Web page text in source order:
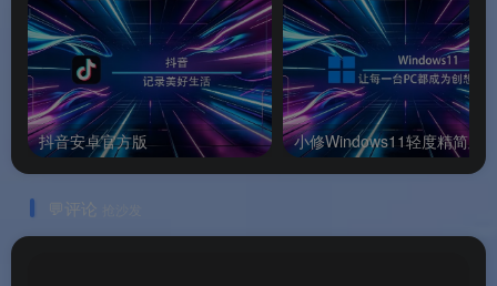
✅4K@60fps + 硬件编码：NVENC / QSV / AMF
全走，CPU 占用比纯软压低一截。
✅绿幕 PIP 不用插件：实况主想做”人像+游戏”同
框，开箱就有，不用装 OBS 的 chroma key 插件
链。
✅
同门，驱动层兼容性比小厂录屏稳，Win10/11 都能
抖音安卓官方版 小修Windows11轻度精简版
💬评论